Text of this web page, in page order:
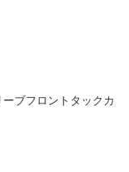
ブフロントタックカ